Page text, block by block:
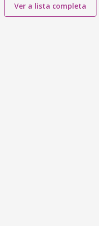
Ver a lista completa